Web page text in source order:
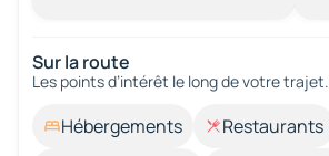
Sur la route
Les points d’intérêt le long de votre trajet.
Hébergements Restaurants